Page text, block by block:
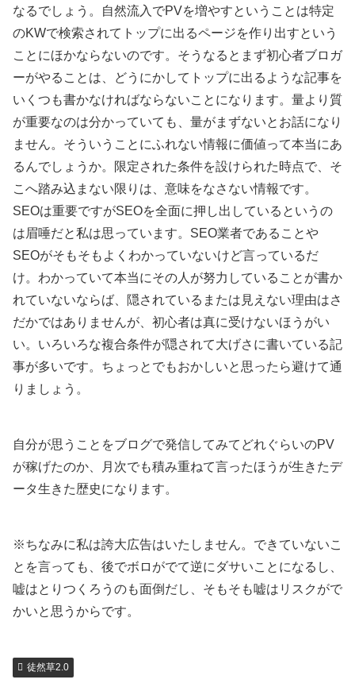
なるでしょう。自然流入でPVを増やすということは特定
のKWで検索されてトップに出るページを作り出すという
ことにほかならないのです。そうなるとまず初心者ブロガ
ーがやることは、どうにかしてトップに出るような記事を
いくつも書かなければならないことになります。量より質
が重要なのは分かっていても、量がまずないとお話になり
ません。そういうことにふれない情報に価値って本当にあ
るんでしょうか。限定された条件を設けられた時点で、そ
こへ踏み込まない限りは、意味をなさない情報です。
SEOは重要ですがSEOを全面に押し出しているというの
は眉唾だと私は思っています。SEO業者であることや
SEOがそもそもよくわかっていないけど言っているだ
け。わかっていて本当にその人が努力していることが書か
れていないならば、隠されているまたは見えない理由はさ
だかではありませんが、初心者は真に受けないほうがい
い。いろいろな複合条件が隠されて大げさに書いている記
事が多いです。ちょっとでもおかしいと思ったら避けて通
りましょう。
自分が思うことをブログで発信してみてどれぐらいのPV
が稼げたのか、月次でも積み重ねて言ったほうが生きたデ
ータ生きた歴史になります。
※ちなみに私は誇大広告はいたしません。できていないこ
とを言っても、後でボロがでて逆にダサいことになるし、
嘘はとりつくろうのも面倒だし、そもそも嘘はリスクがで
かいと思うからです。
徒然草2.0